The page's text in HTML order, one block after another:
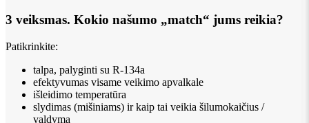
3 veiksmas. Kokio našumo „match“ jums reikia?
Patikrinkite:
talpa, palyginti su R-134a
efektyvumas visame veikimo apvalkale
išleidimo temperatūra
slydimas (mišiniams) ir kaip tai veikia šilumokaičius /
valdymą